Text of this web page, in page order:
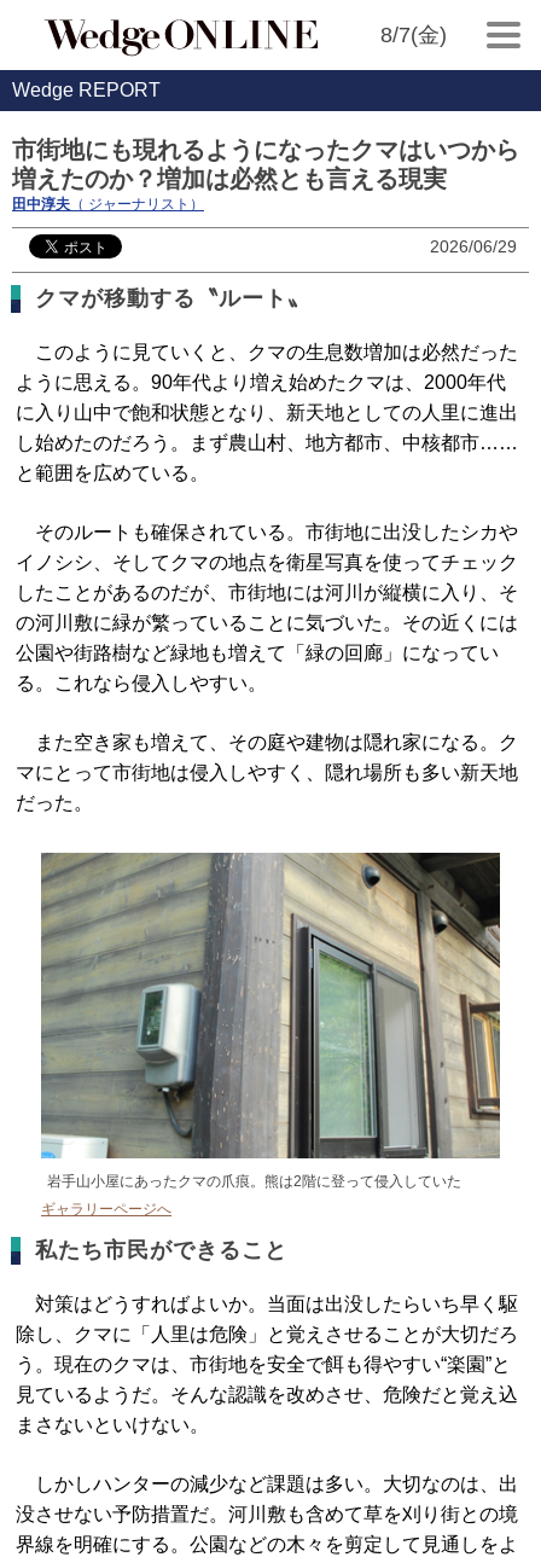
8/7(金)
Wedge REPORT
市街地にも現れるようになったクマはいつから
増えたのか？増加は必然とも言える現実
田中淳夫 （ ジャーナリスト）
2026/06/29
クマが移動する〝ルート〟
このように見ていくと、クマの生息数増加は必然だった
ように思える。90年代より増え始めたクマは、2000年代
に入り山中で飽和状態となり、新天地としての人里に進出
し始めたのだろう。まず農山村、地方都市、中核都市……
と範囲を広めている。
そのルートも確保されている。市街地に出没したシカや
イノシシ、そしてクマの地点を衛星写真を使ってチェック
したことがあるのだが、市街地には河川が縦横に入り、そ
の河川敷に緑が繁っていることに気づいた。その近くには
公園や街路樹など緑地も増えて「緑の回廊」になってい
る。これなら侵入しやすい。
また空き家も増えて、その庭や建物は隠れ家になる。ク
マにとって市街地は侵入しやすく、隠れ場所も多い新天地
だった。
岩手山小屋にあったクマの爪痕。熊は2階に登って侵入していた
ギャラリーページへ
私たち市民ができること
対策はどうすればよいか。当面は出没したらいち早く駆
除し、クマに「人里は危険」と覚えさせることが大切だろ
う。現在のクマは、市街地を安全で餌も得やすい“楽園”と
見ているようだ。そんな認識を改めさせ、危険だと覚え込
まさないといけない。
しかしハンターの減少など課題は多い。大切なのは、出
没させない予防措置だ。河川敷も含めて草を刈り街との境
界線を明確にする。公園などの木々を剪定して見通しをよ